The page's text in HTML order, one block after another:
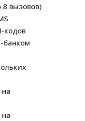
8 вызовов)
кодов
банком